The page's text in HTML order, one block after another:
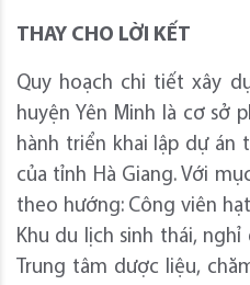
THAY CHO LỜI KẾT
Quy hoạch chi tiết xây
huyện Yên Minh là cơ sở
hành triển khai lập dự án
của tỉnh Hà Giang. Với
theo hướng: Công viên
Khu du lịch sinh thái,
Trung tâm dược liệu,